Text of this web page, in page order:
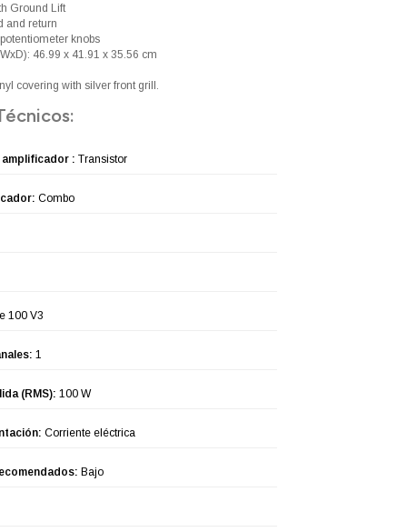
Ground Lift
and return
knobs
46.99 x 41.91 x 35.56 cm
covering with silver front grill.
: Transistor
Combo
100 V3
1
(RMS): 100 W
Corriente eléctrica
Bajo